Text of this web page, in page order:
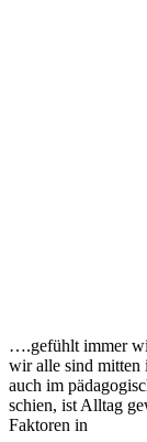
….gefühlt immer
wir alle sind mitten
auch im
schien, ist Alltag
Faktoren in